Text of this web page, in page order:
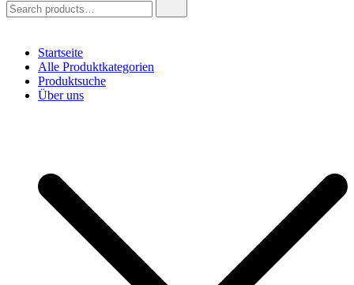
for:
Startseite
Alle Produktkategorien
Produktsuche
Über uns